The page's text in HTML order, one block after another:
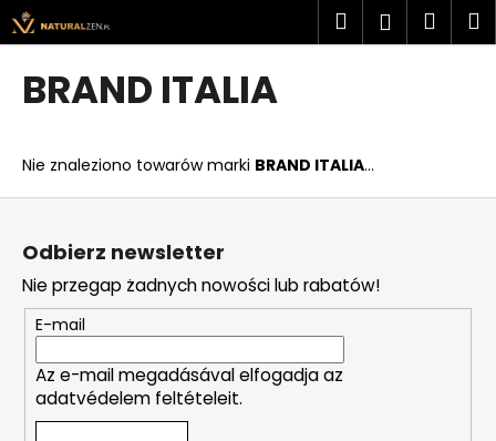
Przejść
do
treści
SzukajZaloguj
BRAND ITALIA
Nie znaleziono towarów marki BRAND ITALIA...
K
o
powrotem
powrotem
z
e
g
o
s
z
u
a
s
S
Odbierz newsletter
Nie przegap żadnych nowości lub rabatów!
E-mail
Az e-mail megadásával elfogadja az
adatvédelem feltételeit.